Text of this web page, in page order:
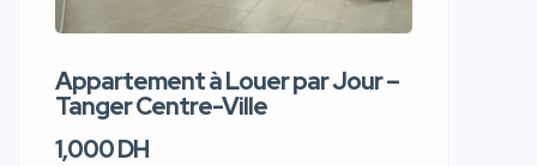
Appartement à Louer par Jour –
Tanger Centre-Ville
1,000 DH